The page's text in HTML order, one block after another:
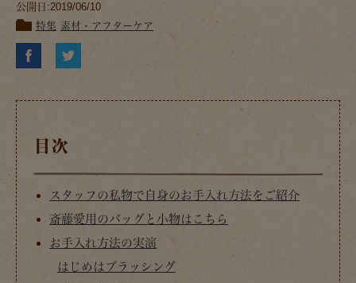
公開日:2019/06/10
特集 素材・アフターケア
目次
スタッフの私物で自身のお手入れ方法をご紹介
斎藤愛用のバッグと小物はこちら
お手入れ方法の実演
はじめはブラッシング